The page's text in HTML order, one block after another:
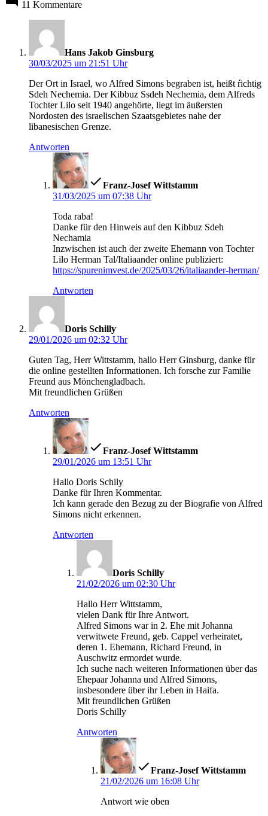
11 Kommentare
Hans Jakob Ginsburg
30/03/2025 um 21:51 Uhr
Der Ort in Israel, wo Alfred Simons begraben ist, heißt ŕichtig
Sdeh Nechemia. Der Kibbuz Ssdeh Nechemia, dem Alfreds
Tochter Lilo seit 1940 angehörte, liegt im äußersten
Nordosten des israelischen Szaatsgebietes nahe der
libanesischen Grenze.
Antworten
Franz-Josef Wittstamm
31/03/2025 um 07:38 Uhr
Toda raba!
Danke für den Hinweis auf den Kibbuz Sdeh
Nechamia
Inzwischen ist auch der zweite Ehemann von Tochter
Lilo Herman Tal/Italiaander online publiziert:
https://spurenimvest.de/2025/03/26/italiaander-herman/
Antworten
Doris Schilly
29/01/2026 um 02:32 Uhr
Guten Tag, Herr Wittstamm, hallo Herr Ginsburg, danke für
die online gestellten Informationen. Ich forsche zur Familie
Freund aus Mönchengladbach.
Mit freundlichen Grüßen
Antworten
Franz-Josef Wittstamm
29/01/2026 um 13:51 Uhr
Hallo Doris Schily
Danke für Ihren Kommentar.
Ich kann gerade den Bezug zu der Biografie von Alfred
Simons nicht erkennen.
Antworten
Doris Schilly
21/02/2026 um 02:30 Uhr
Hallo Herr Wittstamm,
vielen Dank für Ihre Antwort.
Alfred Simons war in 2. Ehe mit Johanna
verwitwete Freund, geb. Cappel verheiratet,
deren 1. Ehemann, Richard Freund, in
Auschwitz ermordet wurde.
Ich suche nach weiteren Informationen über das
Ehepaar Johanna und Alfred Simons,
insbesondere über ihr Leben in Haifa.
Mit freundlichen Grüßen
Doris Schilly
Antworten
Franz-Josef Wittstamm
21/02/2026 um 16:08 Uhr
Antwort wie oben